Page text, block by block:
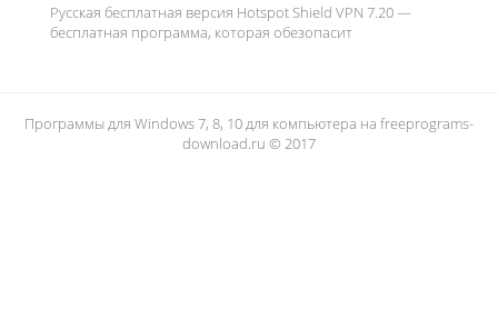
Русская бесплатная версия Hotspot Shield VPN 7.20 —
бесплатная программа, которая обезопасит
Программы для Windows 7, 8, 10 для компьютера на freeprograms-
download.ru © 2017